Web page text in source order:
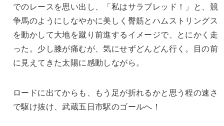
でのレースを思い出し、「私はサラブレッド！」と、競
争馬のようにしなやかに美しく臀筋とハムストリングス
を動かして大地を蹴り前進するイメージで、とにかく走
った。少し膝が痛むが、気にせずどんどん行く。目の前
に見えてきた太陽に感動しながら。
ロードに出てからも、もう足が折れるかと思う程の速さ
で駆け抜け、武蔵五日市駅のゴールへ！